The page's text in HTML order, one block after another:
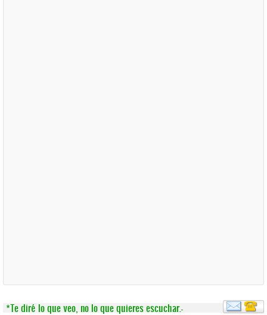
*Te diré lo que veo, no lo que quieres escuchar.-